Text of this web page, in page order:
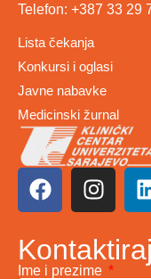
Telefon: +387 33 29
Lista čekanja
Konkursi i oglasi
Javne nabavke
Medicinski žurnal
Ime i prezime